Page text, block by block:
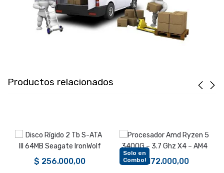
Productos relacionados
$ 256.000,00
Solo en
Combo!
$172.000,00